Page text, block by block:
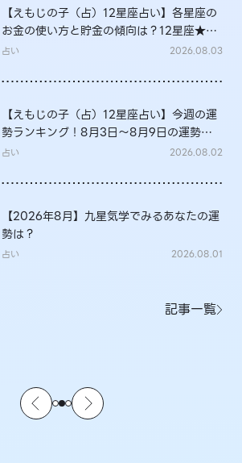
【えもじの子（占）12星座占い】各星座の
お金の使い方と貯金の傾向は？12星座★徹
底解説
占い 2026.08.03
【えもじの子（占）12星座占い】今週の運
勢ランキング！8月3日～8月9日の運勢
は？
占い 2026.08.02
【2026年8月】九星気学でみるあなたの運
勢は？
占い 2026.08.01
記事一覧